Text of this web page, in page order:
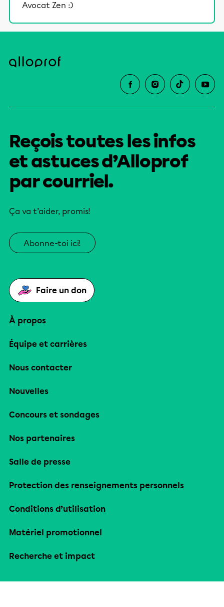
Avocat Zen :)
Reçois toutes les infos
et astuces d’Alloprof
par courriel.
Ça va t’aider, promis!
Abonne-toi ici!
Faire un don
À propos
Équipe et carrières
Nous contacter
Nouvelles
Concours et sondages
Nos partenaires
Salle de presse
Protection des renseignements personnels
Conditions d’utilisation
Matériel promotionnel
Recherche et impact